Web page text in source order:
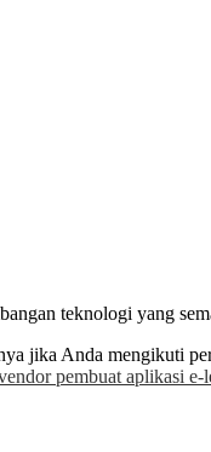
teknologi yang
jika Anda mengikuti
pembuat aplikasi e-